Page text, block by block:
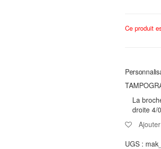
Ce produit
La
droite 4/
UGS :